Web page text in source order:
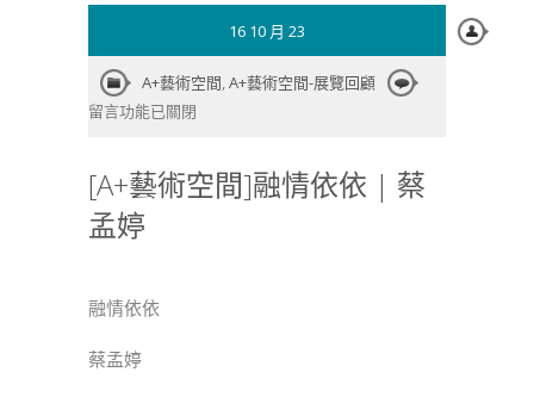
16 10 月 23
A+藝術空間,A+藝術空間-展覽回顧
留言功能已關閉
[A+藝術空間]融情依依 | 蔡
孟婷
融情依依
蔡孟婷